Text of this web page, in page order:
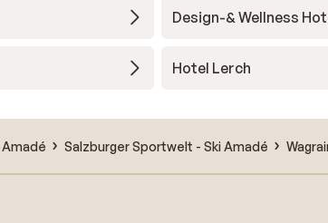
Design-& Wellness
Hotel Lerch
Amadé Salzburger Sportwelt - Ski Amadé